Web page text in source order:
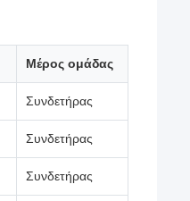
Μέρος ομάδας
Συνδετήρας
Συνδετήρας
Συνδετήρας